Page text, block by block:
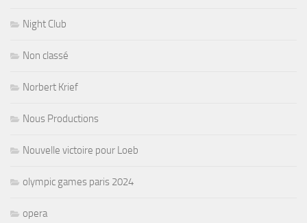
Night Club
Non classé
Norbert Krief
Nous Productions
Nouvelle victoire pour Loeb
olympic games paris 2024
opera